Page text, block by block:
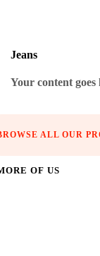
Jeans
Your content
ALL OUR
OF US
geprüfte, sichere